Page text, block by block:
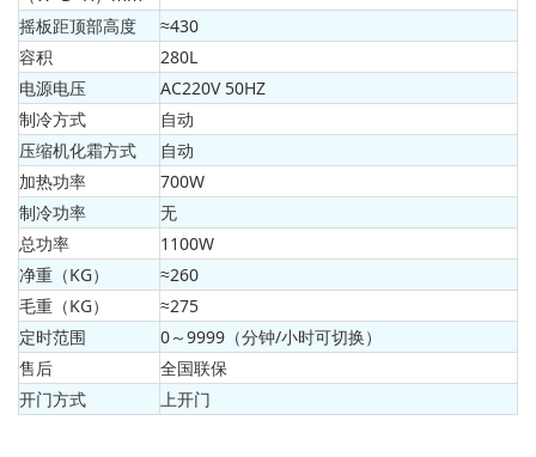
摇板距顶部高度
≈430
容积
280L
电源电压
AC220V 50HZ
制冷方式
自动
压缩机化霜方式
自动
加热功率
700W
制冷功率
无
总功率
1100W
净重（KG）
≈260
毛重（KG）
≈275
定时范围
0～9999（分钟/小时可切换）
售后
全国联保
开门方式
上开门